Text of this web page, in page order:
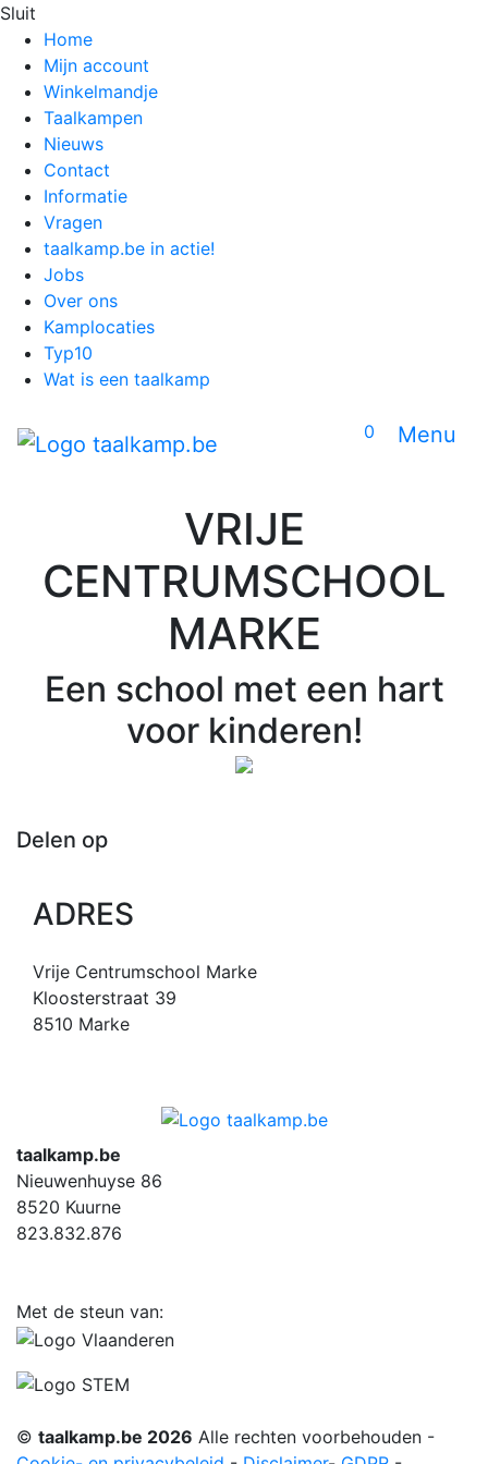
Sluit
Home
Mijn account
Winkelmandje
Taalkampen
Nieuws
Contact
Informatie
Vragen
taalkamp.be in actie!
Jobs
Over ons
Kamplocaties
Typ10
Wat is een taalkamp
0 Menu
VRIJE
CENTRUMSCHOOL
MARKE
Een school met een hart
voor kinderen!
Delen op
ADRES
Vrije Centrumschool Marke
Kloosterstraat 39
8510 Marke
taalkamp.be
Nieuwenhuyse 86
8520 Kuurne
823.832.876
Met de steun van:
© taalkamp.be 2026 Alle rechten voorbehouden -